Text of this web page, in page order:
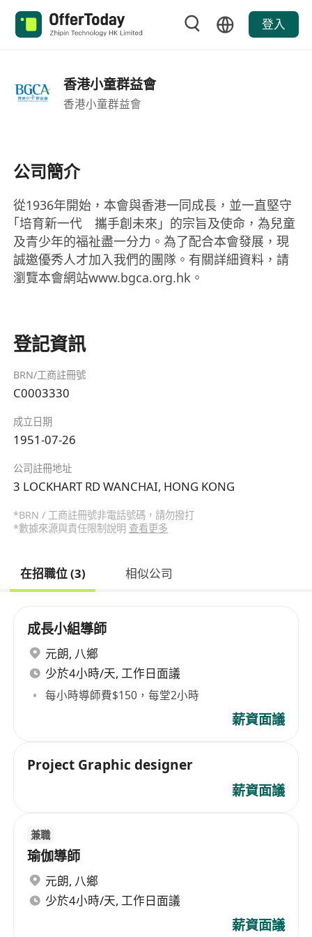
登入
香港小童群益會
香港小童群益會
公司簡介
從1936年開始，本會與香港一同成長，並一直堅守
｢培育新一代 攜手創未來」的宗旨及使命，為兒童
及青少年的福祉盡一分力。為了配合本會發展，現
誠邀優秀人才加入我們的團隊。有關詳細資料，請
瀏覽本會網站www.bgca.org.hk。
登記資訊
BRN/工商註冊號
C0003330
成立日期
1951-07-26
公司註冊地址
3 LOCKHART RD WANCHAI, HONG KONG
*BRN / 工商註冊號非電話號碼，請勿撥打
*數據來源與責任限制說明 查看更多
在招職位 (3) 相似公司
成長小組導師
元朗, 八鄉
少於4小時/天, 工作日面議
每小時導師費$150，每堂2小時
薪資面議
Project Graphic designer
薪資面議
兼職
瑜伽導師
元朗, 八鄉
少於4小時/天, 工作日面議
薪資面議